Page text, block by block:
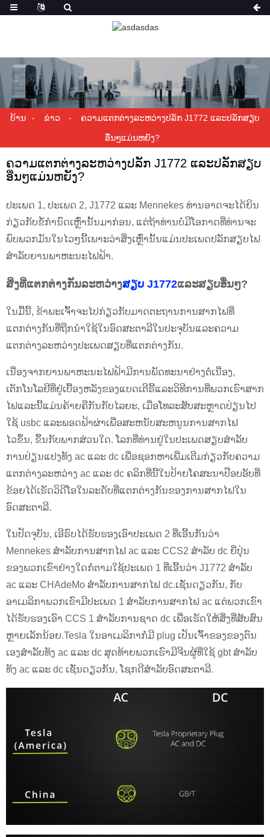
ບ້ານ ຂ່າວ ຄວາມແຕກຕ່າງລະຫວ່າງປລັກ J1772 ແລະປລັກສຽບ
ອື່ນໆແມ່ນຫຍັງ?
ຄວາມແຕກຕ່າງລະຫວ່າງປລັກ J1772 ແລະປລັກສຽບ
ອື່ນໆແມ່ນຫຍັງ?
ປະເພດ 1, ປະເພດ 2, J1772 ແລະ Mennekes ທ່ານອາດຈະໄດ້ຍິນ
ກ່ຽວກັບຂໍ້ກໍານົດເຫຼົ່ານັ້ນມາກ່ອນ, ແຕ່ຖ້າທ່ານບໍ່ມີໂອກາດທີ່ທ່ານຈະ
ພົບພວກມັນໃນໄວໆນີ້ເພາະວ່າສິ່ງເຫຼົ່ານັ້ນແມ່ນປະເພດປລັກສຽບໄຟ
ສໍາລັບຍານພາຫະນະໄຟຟ້າ.
ສິ່ງທີ່ແຕກຕ່າງກັນລະຫວ່າງສຽບ J1772ແລະສຽບອື່ນໆ?
ໃນມື້ນີ້, ຂ້າພະເຈົ້າຈະໄປກ່ຽວກັບມາດຕະຖານການສາກໄຟທີ່
ແຕກຕ່າງກັນທີ່ຖືກນໍາໃຊ້ໃນອົດສະຕາລີໃນປະຈຸບັນແລະຄວາມ
ແຕກຕ່າງລະຫວ່າງປະເພດສຽບທີ່ແຕກຕ່າງກັນ.
ເນື່ອງຈາກຍານພາຫະນະໄຟຟ້າມີການພັດທະນາຢ່າງຕໍ່ເນື່ອງ,
ເຕັກໂນໂລຢີທີ່ຢູ່ເບື້ອງຫລັງຂອງແບດເຕີຣີ້ແລະວິທີການທີ່ພວກເຮົາສາກ
ໄຟແລະນີ້ແມ່ນຄ້າຍຄືກັນກັບໄລຍະ, ເມື່ອໂທລະສັບສະຫຼາດປ່ຽນໄປ
ໃຊ້ usbc ແລະພອດຟ້າຜ່າເພື່ອສະຫນັບສະຫນູນການສາກໄຟ
ໄວຂຶ້ນ, ຂຶ້ນກັບພາກສ່ວນໃດ. ໂລກທີ່ທ່ານຢູ່ໃນປະເພດສຽບສໍາລັບ
ການປ່ຽນແປງທັງ ac ແລະ dc ເພື່ອຊອກຫາເພີ່ມເຕີມກ່ຽວກັບຄວາມ
ແຕກຕ່າງລະຫວ່າງ ac ແລະ dc ຄລິກທີ່ນີ້ໃນປ້າຍໂຄສະນາປ໊ອບອັບທີ່
ຂ້ອຍໄດ້ເຮັດວິດີໂອໃນລະດັບທີ່ແຕກຕ່າງກັນຂອງການສາກໄຟໃນ
ອົດສະຕາລີ.
ໃນປັດຈຸບັນ, ເອີຣົບໄດ້ຮັບຮອງເອົາປະເພດ 2 ທີ່ເອີ້ນກັນວ່າ
Mennekes ສໍາລັບການສາກໄຟ ac ແລະ CCS2 ສໍາລັບ dc ຍີ່ປຸ່ນ
ຂອງພວກເຂົາຢ່າງໃດກໍ່ຕາມໃຊ້ປະເພດ 1 ທີ່ເອີ້ນວ່າ J1772 ສໍາລັບ
ac ແລະ CHAdeMo ສໍາລັບການສາກໄຟ dc.ເຊັ່ນດຽວກັນ, ກັບ
ອາເມລິກາພວກເຂົາມີປະເພດ 1 ສໍາລັບການສາກໄຟ ac ແຕ່ພວກເຂົາ
ໄດ້ຮັບຮອງເອົາ CCS 1 ສໍາລັບການຊາດ dc ເພື່ອເຮັດໃຫ້ສິ່ງທີ່ສັບສົນ
ຫຼາຍເລັກນ້ອຍ.Tesla ໃນອາເມລິກາກໍ່ມີ plug ເປັນເຈົ້າຂອງຂອງຕົນ
ເອງສໍາລັບທັງ ac ແລະ dc ສຸດທ້າຍພວກເຮົາມີຈີນຜູ້ທີ່ໃຊ້ gbt ສໍາລັບ
ທັງ ac ແລະ dc ເຊັ່ນດຽວກັນ, ໂຊກດີສໍາລັບອົດສະຕາລີ.